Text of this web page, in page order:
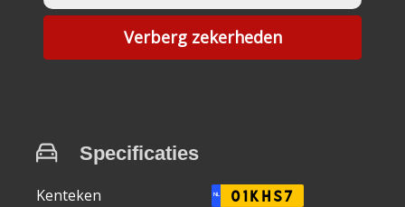
Verberg zekerheden
Specificaties
Kenteken NL 01KHS7